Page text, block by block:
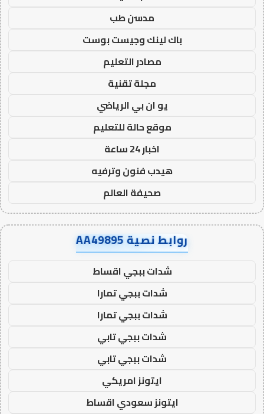
مدسن طب
باك لينك وجيست بوست
مصادر التعليم
مجلة تقنية
يو ان بي الرياضي
موقع حالة للتعليم
اخبار 24 ساعة
هيدب فنون وترفيه
صحيفة العالم
روابط نصية AA49895
شدات ببجي اقساط
شدات ببجي تمارا
شدات ببجي تمارا
شدات ببجي تابي
شدات ببجي تابي
ايتونز امريكي
ايتونز سعودي اقساط